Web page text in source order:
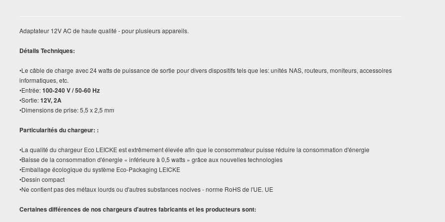
Adaptateur 12V AC de haute qualité - pour plusieurs appareils.
Détails Techniques:
•Le câble de charge avec 24 watts de puissance de sortie pour divers dispositifs tels que les: unités NAS, routeurs, moniteurs, accessoires
informatiques, etc.
•Entrée:100-240 V / 50-60 Hz
•Sortie:12V, 2A
•Dimensions de prise: 5,5 x 2,5 mm
Particularités du chargeur: :
•La qualité du chargeur Eco LEICKE est extrêmement élevée afin que le consommateur puisse réduire la consommation d'énergie
•Baisse de la consommation d'énergie « inférieure à 0,5 watts » grâce aux nouvelles technologies
•Emballage écologique du système Eco-Packaging LEICKE
•Dessin compact
•Ne contient pas des métaux lourds ou d'autres substances nocives - norme RoHS de l'UE. UE
Certaines différences de nos chargeurs d'autres fabricants et les producteurs sont: